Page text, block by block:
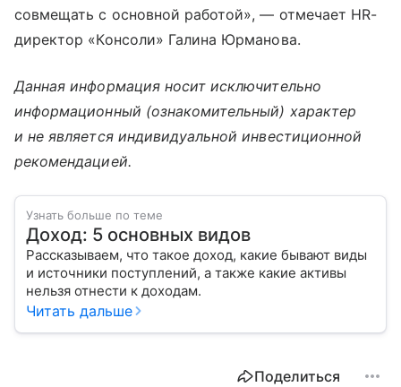
совмещать с основной работой», — отмечает HR-
директор «Консоли» Галина Юрманова.
Данная информация носит исключительно
информационный (ознакомительный) характер
и не является индивидуальной инвестиционной
рекомендацией.
Узнать больше по теме
Доход: 5 основных видов
Рассказываем, что такое доход, какие бывают виды
и источники поступлений, а также какие активы
нельзя отнести к доходам.
Читать дальше
Поделиться